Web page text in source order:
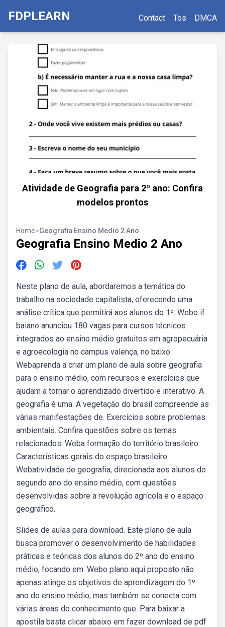
FDPLEARN Contact Tos DMCA
Atividade de Geografia para 2º ano: Confira
modelos prontos
Home>Geografia Ensino Medio 2 Ano
Geografia Ensino Medio 2 Ano
Neste plano de aula, abordaremos a temática do
trabalho na sociedade capitalista, oferecendo uma
análise crítica que permitirá aos alunos do 1º. Webo if
baiano anunciou 180 vagas para cursos técnicos
integrados ao ensino médio gratuitos em agropecuária
e agroecologia no campus valença, no baixo.
Webaprenda a criar um plano de aula sobre geografia
para o ensino médio, com recursos e exercícios que
ajudam a tornar o aprendizado divertido e interativo. A
geografia é uma. A vegetação do brasil compreende as
várias manifestações de. Exercícios sobre problemas
ambientais. Confira questões sobre os temas
relacionados. Weba formação do território brasileiro.
Características gerais do espaço brasileiro.
Webatividade de geografia, direcionada aos alunos do
segundo ano do ensino médio, com questões
desenvolvidas sobre a revolução agrícola e o espaço
geográfico.
Slides de aulas para download. Este plano de aula
busca promover o desenvolvimento de habilidades
práticas e teóricas dos alunos do 2º ano do ensino
médio, focando em. Webo plano aqui proposto não
apenas atinge os objetivos de aprendizagem do 1º
ano do ensino médio, mas também se conecta com
várias áreas do conhecimento que. Para baixar a
apostila basta clicar abaixo em fazer download de pdf